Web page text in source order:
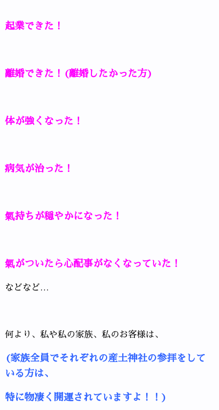
起業できた！
離婚できた！(離婚したかった方)
体が強くなった！
病気が治った！
氣持ちが穏やかになった！
氣がついたら心配事がなくなっていた！
などなど…
何より、私や私の家族、私のお客様は、
(家族全員でそれぞれの産土神社の参拝をして
いる方は、
特に物凄く開運されていますよ！！)